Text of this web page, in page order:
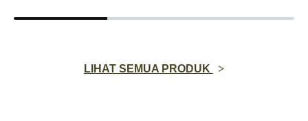
LIHAT SEMUA PRODUK